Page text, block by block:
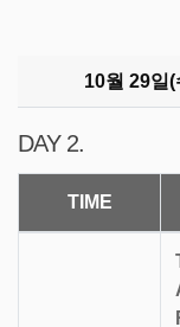
10월 29일(
DAY 2.
TIME